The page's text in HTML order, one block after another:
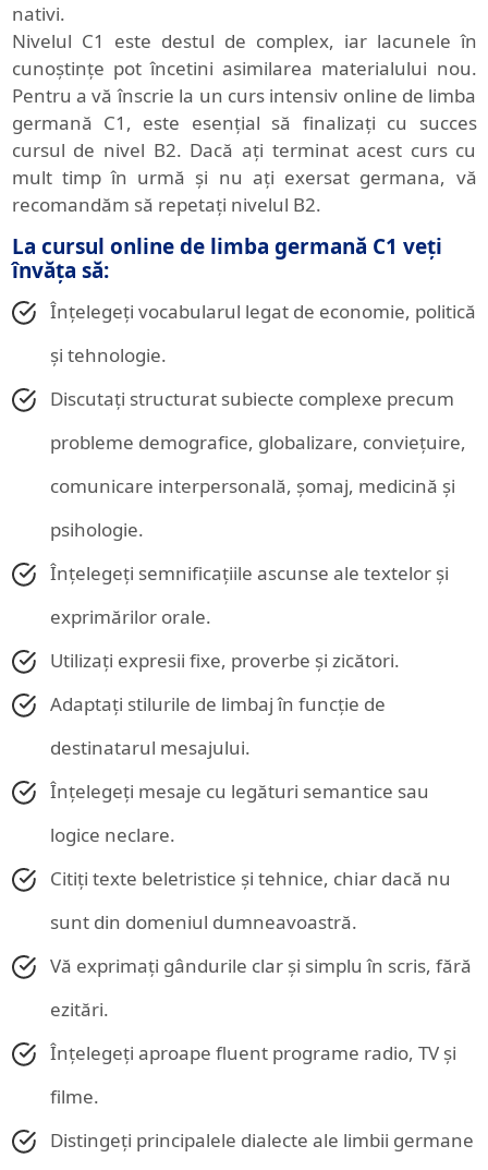
nativi.
Nivelul C1 este destul de complex, iar lacunele în
cunoștințe pot încetini asimilarea materialului nou.
Pentru a vă înscrie la un curs intensiv online de limba
germană C1, este esențial să finalizați cu succes
cursul de nivel B2. Dacă ați terminat acest curs cu
mult timp în urmă și nu ați exersat germana, vă
recomandăm să repetați nivelul B2.
La cursul online de limba germană C1 veți
învăța să:
Înțelegeți vocabularul legat de economie, politică
și tehnologie.
Discutați structurat subiecte complexe precum
probleme demografice, globalizare, conviețuire,
comunicare interpersonală, șomaj, medicină și
psihologie.
Înțelegeți semnificațiile ascunse ale textelor și
exprimărilor orale.
Utilizați expresii fixe, proverbe și zicători.
Adaptați stilurile de limbaj în funcție de
destinatarul mesajului.
Înțelegeți mesaje cu legături semantice sau
logice neclare.
Citiți texte beletristice și tehnice, chiar dacă nu
sunt din domeniul dumneavoastră.
Vă exprimați gândurile clar și simplu în scris, fără
ezitări.
Înțelegeți aproape fluent programe radio, TV și
filme.
Distingeți principalele dialecte ale limbii germane